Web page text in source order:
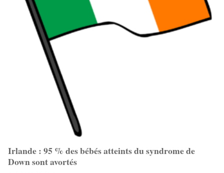
Irlande : 95 % des bébés atteints du syndrome de
Down sont avortés